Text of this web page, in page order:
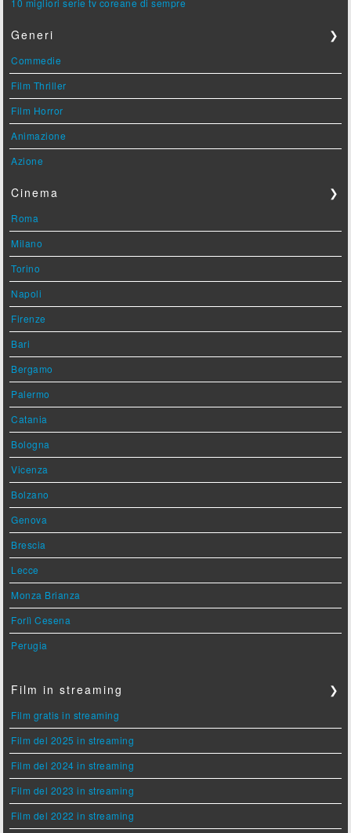
10 migliori serie tv coreane di sempre
Generi ❯
Commedie
Film Thriller
Film Horror
Animazione
Azione
Cinema ❯
Roma
Milano
Torino
Napoli
Firenze
Bari
Bergamo
Palermo
Catania
Bologna
Vicenza
Bolzano
Genova
Brescia
Lecce
Monza Brianza
Forlì Cesena
Perugia
Film in streaming ❯
Film gratis in streaming
Film del 2025 in streaming
Film del 2024 in streaming
Film del 2023 in streaming
Film del 2022 in streaming